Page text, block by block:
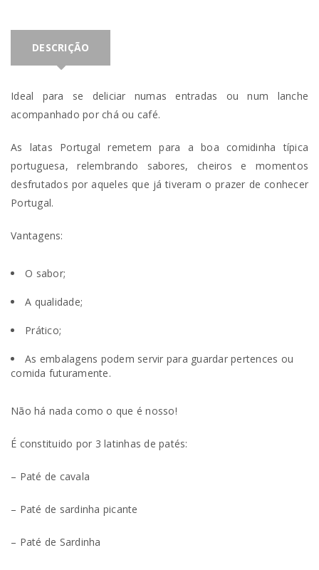
DESCRIÇÃO
Ideal para se deliciar numas entradas ou num lanche
acompanhado por chá ou café.
As latas Portugal remetem para a boa comidinha típica
portuguesa, relembrando sabores, cheiros e momentos
desfrutados por aqueles que já tiveram o prazer de conhecer
Portugal.
Vantagens:
O sabor;
A qualidade;
Prático;
As embalagens podem servir para guardar pertences ou
comida futuramente.
Não há nada como o que é nosso!
É constituido por 3 latinhas de patés:
– Paté de cavala
– Paté de sardinha picante
– Paté de Sardinha